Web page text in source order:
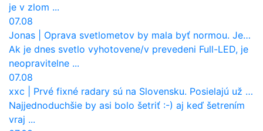
je v zlom ...
07.08
Jonas
Oprava svetlometov by mala byť normou. Jeden nový dnes stojí priemerne 1251 eur!
Ak je dnes svetlo vyhotovene/v prevedeni Full-LED, je
neopravitelne ...
07.08
xxc
Prvé fixné radary sú na Slovensku. Posielajú už pokuty? Ukáže ich Waze?
Najjednoduchšie by asi bolo šetriť :-) aj keď šetrením
vraj ...